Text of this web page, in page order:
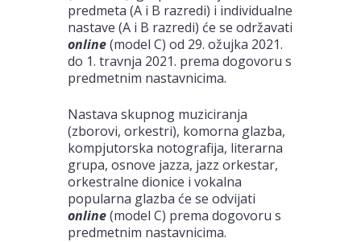
predmeta (A i B razredi) i individualne
nastave (A i B razredi) će se održavati
online(model C) od 29. ožujka 2021.
do 1. travnja 2021. prema dogovoru s
predmetnim nastavnicima.
Nastava skupnog muziciranja
(zborovi, orkestri), komorna glazba,
kompjutorska notografija, literarna
grupa, osnove jazza, jazz orkestar,
orkestralne dionice i vokalna
popularna glazba će se odvijati
online(model C) prema dogovoru s
predmetnim nastavnicima.